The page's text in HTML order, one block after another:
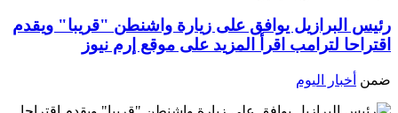
رئيس البرازيل يوافق على زيارة واشنطن "قريبا" ويقدم
اقتراحا لترامب اقرأ المزيد على موقع إرم نيوز
ضمن أخبار اليوم